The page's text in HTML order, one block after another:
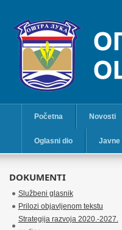
Početna Novosti
Oglasni dio Javne
DOKUMENTI
Službeni glasnik
Prilozi objavljenom tekstu
Strategija razvoja 2020.-2027.